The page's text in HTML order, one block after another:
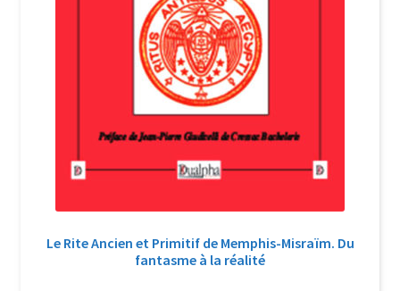
Politique de confidentialité et cookies
Qui sommes-nous ?
Soutien à Philippe Randa
Suivi de la Commande
Le Rite Ancien et Primitif de Memphis-Misraïm. Du
fantasme à la réalité